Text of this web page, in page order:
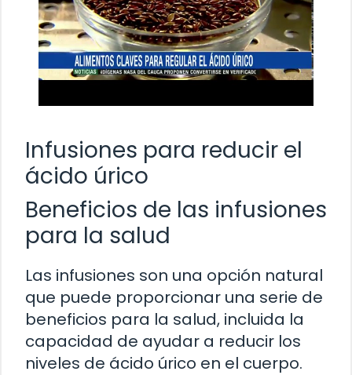
Infusiones para reducir el
ácido úrico
Beneficios de las infusiones
para la salud
Las infusiones son una opción natural
que puede proporcionar una serie de
beneficios para la salud, incluida la
capacidad de ayudar a reducir los
niveles de ácido úrico en el cuerpo.